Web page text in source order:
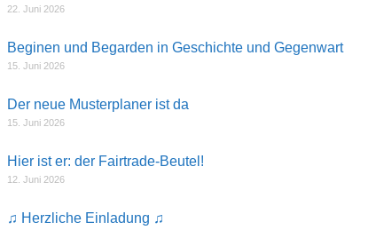
22. Juni 2026
Beginen und Begarden in Geschichte und Gegenwart
15. Juni 2026
Der neue Musterplaner ist da
15. Juni 2026
Hier ist er: der Fairtrade-Beutel!
12. Juni 2026
♫ Herzliche Einladung ♫